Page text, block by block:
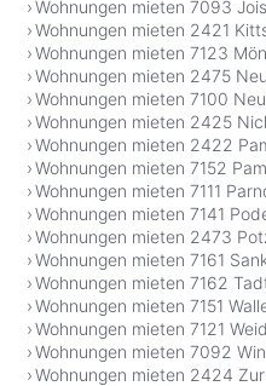
Wohnungen mieten 7093 Jois
Wohnungen mieten 2421
Wohnungen mieten 7123
Wohnungen mieten 2475
Wohnungen mieten 7100
Wohnungen mieten 2425
Wohnungen mieten 2422
Wohnungen mieten 7152
Wohnungen mieten 7111
Wohnungen mieten 7141
Wohnungen mieten 2473
Wohnungen mieten 7161
Wohnungen mieten 7162
Wohnungen mieten 7151
Wohnungen mieten 7121
Wohnungen mieten 7092
Wohnungen mieten 2424